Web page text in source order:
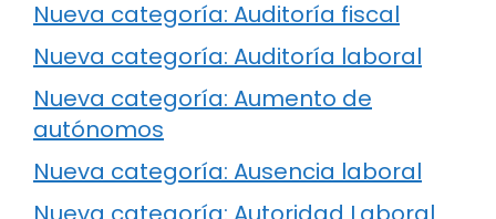
Nueva categoría: Auditoría fiscal
Nueva categoría: Auditoría laboral
Nueva categoría: Aumento de
autónomos
Nueva categoría: Ausencia laboral